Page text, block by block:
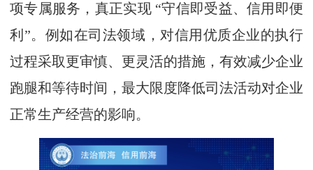
项专属服务，真正实现 “守信即受益、信用即便
利”。例如在司法领域，对信用优质企业的执行
过程采取更审慎、更灵活的措施，有效减少企业
跑腿和等待时间，最大限度降低司法活动对企业
正常生产经营的影响。